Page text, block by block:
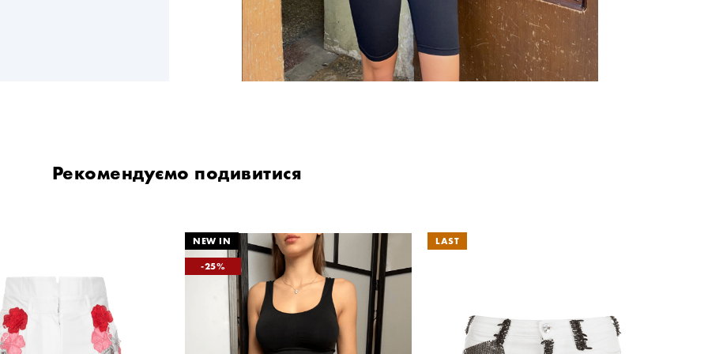
Рекомендуємо подивитися
25